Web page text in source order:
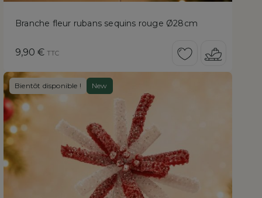
Branche fleur rubans sequins rouge Ø28cm
Prix
9,90 € TTC
Bientôt disponible ! New